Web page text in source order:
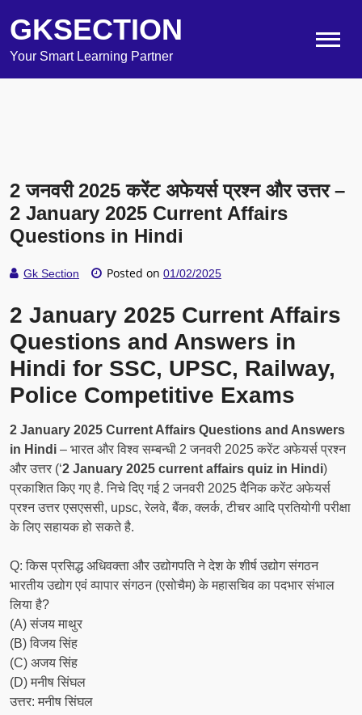
GKSECTION
Your Smart Learning Partner
2 जनवरी 2025 करेंट अफेयर्स प्रश्न और उत्तर –
2 January 2025 Current Affairs
Questions in Hindi
Gk Section Posted on 01/02/2025
2 January 2025 Current Affairs
Questions and Answers in
Hindi for SSC, UPSC, Railway,
Police Competitive Exams
2 January 2025 Current Affairs Questions and Answers
in Hindi – भारत और विश्व सम्बन्धी 2 जनवरी 2025 करेंट अफेयर्स प्रश्न
और उत्तर (‘2 January 2025 current affairs quiz in Hindi)
प्रकाशित किए गए है. निचे दिए गई 2 जनवरी 2025 दैनिक करेंट अफेयर्स
प्रश्न उत्तर एसएससी, upsc, रेलवे, बैंक, क्लर्क, टीचर आदि प्रतियोगी परीक्षा
के लिए सहायक हो सकते है.
Q: किस प्रसिद्ध अधिवक्ता और उद्योगपति ने देश के शीर्ष उद्योग संगठन
भारतीय उद्योग एवं व्पापार संगठन (एसोचैम) के महासचिव का पदभार संभाल
लिया है?
(A) संजय माथुर
(B) विजय सिंह
(C) अजय सिंह
(D) मनीष सिंघल
उत्तर: मनीष सिंघल